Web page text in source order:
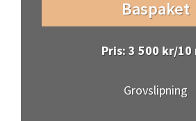
Baspaket
Pris: 3 500 kr/10
Grovslipning